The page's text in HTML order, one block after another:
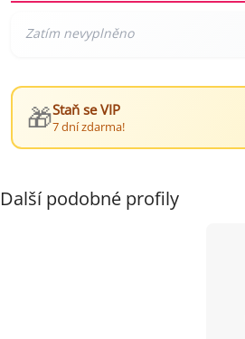
🎁Staň se VIP
7 dní zdarma!
Další podobné profily